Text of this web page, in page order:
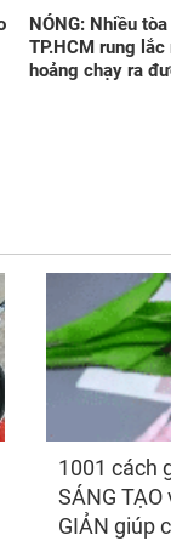
nhận được
anh và sự
khiến tôi
Tài
3
hơn
sáng
NÓNG: Nhiều
TP.HCM rung
hoảng chạy ra
1001 cách
SÁNG
GIẢN giúp